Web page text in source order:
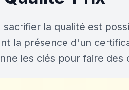
sacrifier la qualité est
la présence d'un
les clés pour faire des